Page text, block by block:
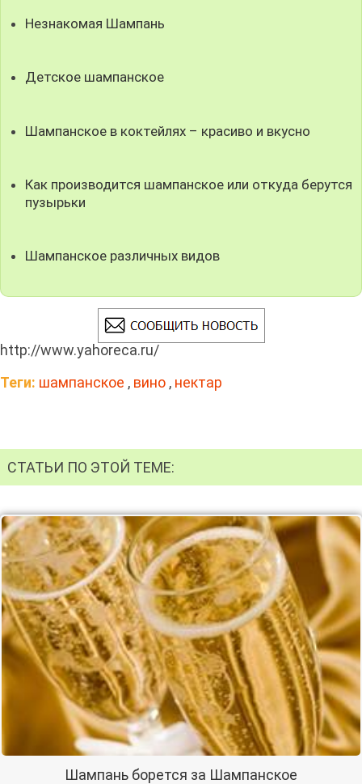
Незнакомая Шампань
Детское шампанское
Шампанское в коктейлях – красиво и вкусно
Как производится шампанское или откуда берутся
пузырьки
Шампанское различных видов
http://www.yahoreca.ru/
Теги: шампанское , вино , нектар
СТАТЬИ ПО ЭТОЙ ТЕМЕ:
Шампань борется за Шампанское